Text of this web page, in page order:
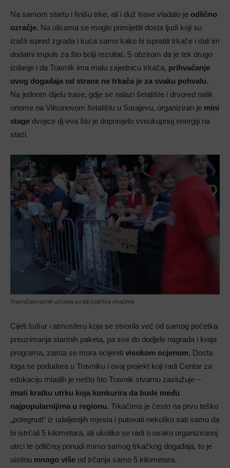
Na samom startu i finišu trke, ali i duž trase vladalo je odlično
ozračje. Na ulicama se moglo primijetiti dosta ljudi koji su
izašli ispred zgrada i kuća samo kako bi ispratili trkače i dali im
dodatni impuls za što bolji rezultat. S obzirom da je tek drugo
izdanje i da Travnik ima malu zajednicu trkača, prihvaćanje
ovog događaja od strane ne trkača je za svaku pohvalu.
Na jednom dijelu trase, gdje se nalazi šetalište i drvored nalik
onome na Vilsonovom šetalištu u Sarajevu, organiziran je mini
stage dvojice dj-eva što je doprinijelo sveukupnoj energiji na
stazi.
Travničani raznih uzrasta su bili podrška trkačima
Cijeli šušur i atmosferu koja se stvorila već od samog početka
preuzimanja startnih paketa, pa sve do dodjele nagrada i kraja
programa, zaista se mora ocijeniti visokom ocjenom. Dosta
toga se podudara u Travniku i ovaj projekt koji radi Centar za
edukaciju mladih je nešto što Travnik stvarno zaslužuje –
imati kratku utrku koja konkurira da bude među
najpopularnijima u regionu. Trkačima je često na prvu teško
„potegnuti“ iz udaljenijih mjesta i putovati nekoliko sati samo da
bi istrčali 5 kilometara, ali ukoliko se radi o ovako organiziranoj
utrci te odličnoj ponudi mimo samog trkačkog događaja, to je
uistinu mnogo više od trčanja samo 5 kilometara.